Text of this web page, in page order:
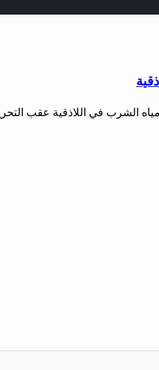
الشرب في اللاذقية عقب